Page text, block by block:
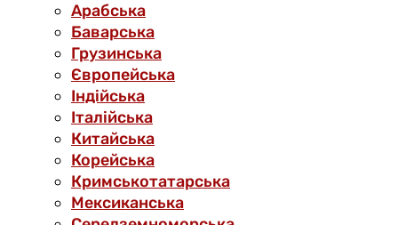
Арабська
Баварська
Грузинська
Європейська
Індійська
Італійська
Китайська
Корейська
Кримськотатарська
Мексиканська